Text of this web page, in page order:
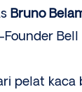
Bruno
Bell
pelat kaca